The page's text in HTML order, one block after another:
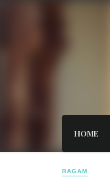
HOME
RAGAM